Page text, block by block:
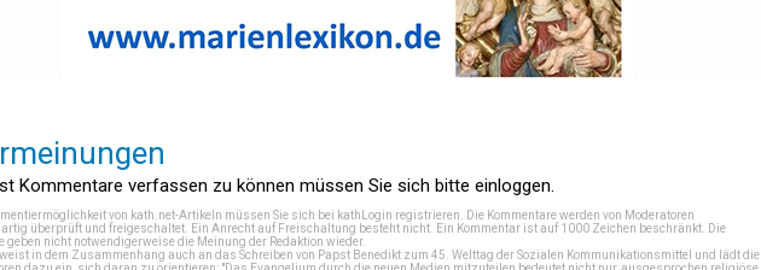
Kommentare verfassen zu können müssen Sie sich bitte einloggen.
von kath.net-Artikeln müssen Sie sich bei kathLogin registrieren . Die Kommentare werden von Moderatoren
überprüft und freigeschaltet. Ein Anrecht auf Freischaltung besteht nicht. Ein Kommentar ist auf 1000 Zeichen beschränkt. Die
geben nicht notwendigerweise die Meinung der Redaktion wieder.
in dem Zusammenhang auch an das Schreiben von Papst Benedikt zum 45. Welttag der Sozialen Kommunikationsmittel und lädt die